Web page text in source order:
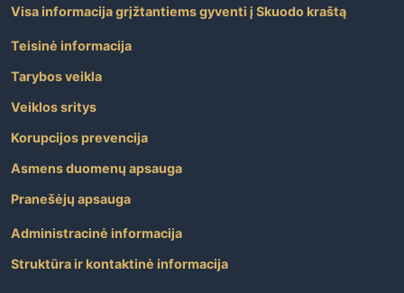
Visa informacija grįžtantiems gyventi į Skuodo kraštą
Teisinė informacija
Tarybos veikla
Veiklos sritys
Korupcijos prevencija
Asmens duomenų apsauga
Pranešėjų apsauga
Administracinė informacija
Struktūra ir kontaktinė informacija